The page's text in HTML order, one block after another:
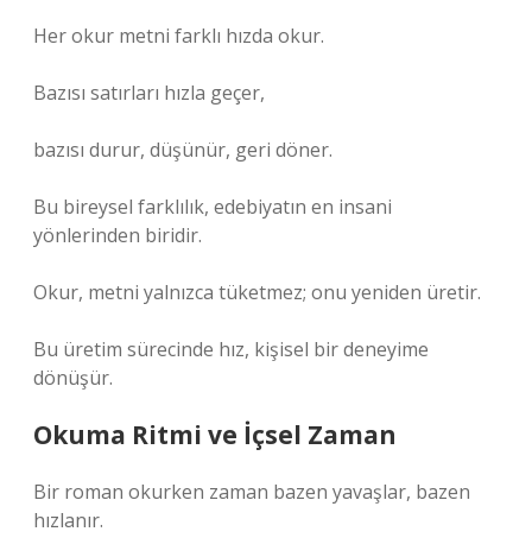
Her okur metni farklı hızda okur.
Bazısı satırları hızla geçer,
bazısı durur, düşünür, geri döner.
Bu bireysel farklılık, edebiyatın en insani
yönlerinden biridir.
Okur, metni yalnızca tüketmez; onu yeniden üretir.
Bu üretim sürecinde hız, kişisel bir deneyime
dönüşür.
Okuma Ritmi ve İçsel Zaman
Bir roman okurken zaman bazen yavaşlar, bazen
hızlanır.